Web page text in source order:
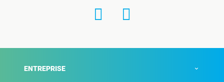
ENTREPRISE